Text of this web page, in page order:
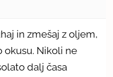
in zmešaj z oljem,
okusu. Nikoli ne
dalj časa